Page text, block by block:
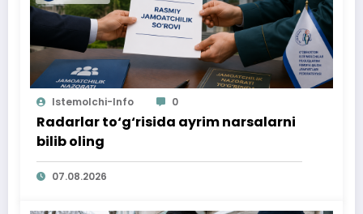
Istemolchi-Info 0
Radarlar to‘g‘risida ayrim narsalarni
bilib oling
07.08.2026